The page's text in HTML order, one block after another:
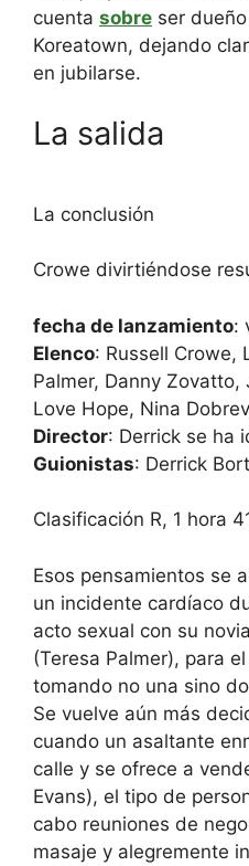
cuenta sobre ser
Koreatown, dejando
en jubilarse.
La salida
La conclusión
Crowe divirtiéndose
fecha de lanzamiento:
Elenco: Russell Crowe,
Palmer, Danny Zovatto,
Love Hope, Nina
Director: Derrick se ha
Guionistas: Derrick
Clasificación R, 1 hora
Esos pensamientos se
un incidente cardíaco
acto sexual con su
(Teresa Palmer), para
tomando no una sino
Se vuelve aún más
cuando un asaltante
calle y se ofrece a
Evans), el tipo de
cabo reuniones de
masaje y alegremente